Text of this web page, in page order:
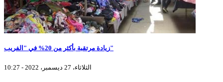
زيادة مرتقبة بأكثر من 20% في "الفريب"
الثلاثاء، 27 ديسمبر، 2022 - 10:27